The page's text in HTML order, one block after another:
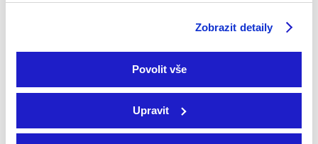
Zobrazit detaily
Povolit vše
Upravit